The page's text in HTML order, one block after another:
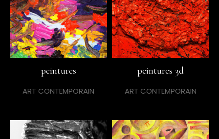
peintures
ART CONTEMPORAIN
peintures 3d
ART CONTEMPORAIN